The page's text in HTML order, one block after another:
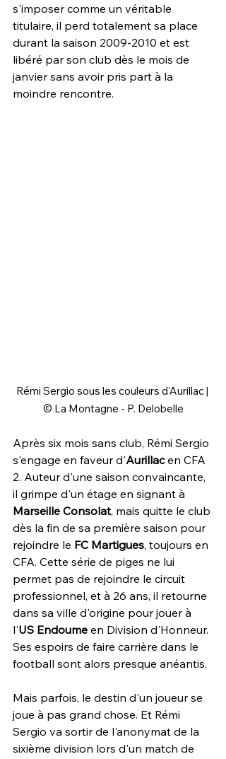
s'imposer comme un véritable
titulaire, il perd totalement sa place
durant la saison 2009-2010 et est
libéré par son club dès le mois de
janvier sans avoir pris part à la
moindre rencontre.
Rémi Sergio sous les couleurs d'Aurillac |
© La Montagne - P. Delobelle
Après six mois sans club, Rémi Sergio
s'engage en faveur d'Aurillac en CFA
2. Auteur d'une saison convaincante,
il grimpe d'un étage en signant à
Marseille Consolat, mais quitte le club
dès la fin de sa première saison pour
rejoindre le FC Martigues, toujours en
CFA. Cette série de piges ne lui
permet pas de rejoindre le circuit
professionnel, et à 26 ans, il retourne
dans sa ville d'origine pour jouer à
l'US Endoume en Division d'Honneur.
Ses espoirs de faire carrière dans le
football sont alors presque anéantis.
Mais parfois, le destin d'un joueur se
joue à pas grand chose. Et Rémi
Sergio va sortir de l'anonymat de la
sixième division lors d'un match de